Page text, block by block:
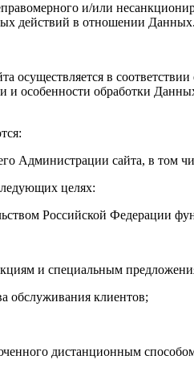
и/или
действий в отношении Данных.
в
особенности обработки
Администрации сайта, в том
целях:
Российской Федерации
и специальным
обслуживания клиентов;
дистанционным